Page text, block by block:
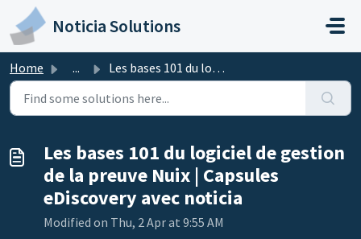
Skip to main content
Noticia Solutions
Home ... Les bases 101 du logiciel de gestion de la preuve Nuix | ...
Les bases 101 du logiciel de gestion
de la preuve Nuix | Capsules
eDiscovery avec noticia
Modified on Thu, 2 Apr at 9:55 AM